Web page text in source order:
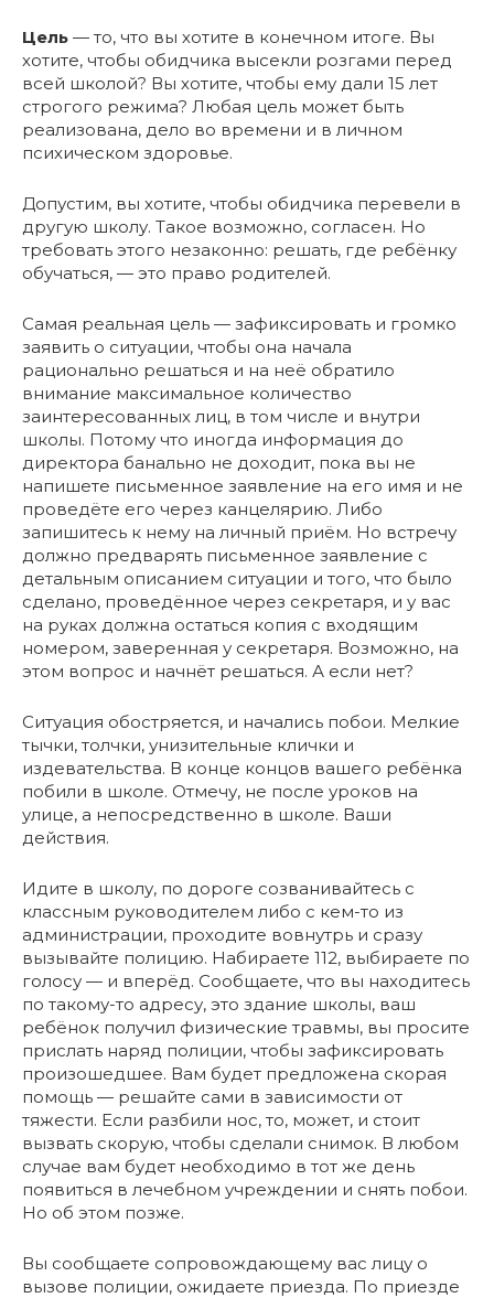
Цель — то, что вы хотите в конечном итоге. Вы
хотите, чтобы обидчика высекли розгами перед
всей школой? Вы хотите, чтобы ему дали 15 лет
строгого режима? Любая цель может быть
реализована, дело во времени и в личном
психическом здоровье.
Допустим, вы хотите, чтобы обидчика перевели в
другую школу. Такое возможно, согласен. Но
требовать этого незаконно: решать, где ребёнку
обучаться, — это право родителей.
Самая реальная цель — зафиксировать и громко
заявить о ситуации, чтобы она начала
рационально решаться и на неё обратило
внимание максимальное количество
заинтересованных лиц, в том числе и внутри
школы. Потому что иногда информация до
директора банально не доходит, пока вы не
напишете письменное заявление на его имя и не
проведёте его через канцелярию. Либо
запишитесь к нему на личный приём. Но встречу
должно предварять письменное заявление с
детальным описанием ситуации и того, что было
сделано, проведённое через секретаря, и у вас
на руках должна остаться копия с входящим
номером, заверенная у секретаря. Возможно, на
этом вопрос и начнёт решаться. А если нет?
Ситуация обостряется, и начались побои. Мелкие
тычки, толчки, унизительные клички и
издевательства. В конце концов вашего ребёнка
побили в школе. Отмечу, не после уроков на
улице, а непосредственно в школе. Ваши
действия.
Идите в школу, по дороге созванивайтесь с
классным руководителем либо с кем-то из
администрации, проходите вовнутрь и сразу
вызывайте полицию. Набираете 112, выбираете по
голосу — и вперёд. Сообщаете, что вы находитесь
по такому-то адресу, это здание школы, ваш
ребёнок получил физические травмы, вы просите
прислать наряд полиции, чтобы зафиксировать
произошедшее. Вам будет предложена скорая
помощь — решайте сами в зависимости от
тяжести. Если разбили нос, то, может, и стоит
вызвать скорую, чтобы сделали снимок. В любом
случае вам будет необходимо в тот же день
появиться в лечебном учреждении и снять побои.
Но об этом позже.
Вы сообщаете сопровождающему вас лицу о
вызове полиции, ожидаете приезда. По приезде